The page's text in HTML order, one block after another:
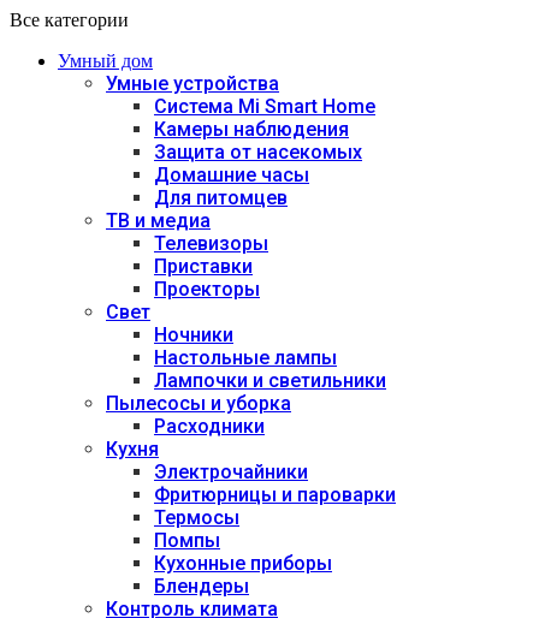
Все категории
Умный дом
Умные устройства
Система Mi Smart Home
Камеры наблюдения
Защита от насекомых
Домашние часы
Для питомцев
ТВ и медиа
Телевизоры
Приставки
Проекторы
Свет
Ночники
Настольные лампы
Лампочки и светильники
Пылесосы и уборка
Расходники
Кухня
Электрочайники
Фритюрницы и пароварки
Термосы
Помпы
Кухонные приборы
Блендеры
Контроль климата